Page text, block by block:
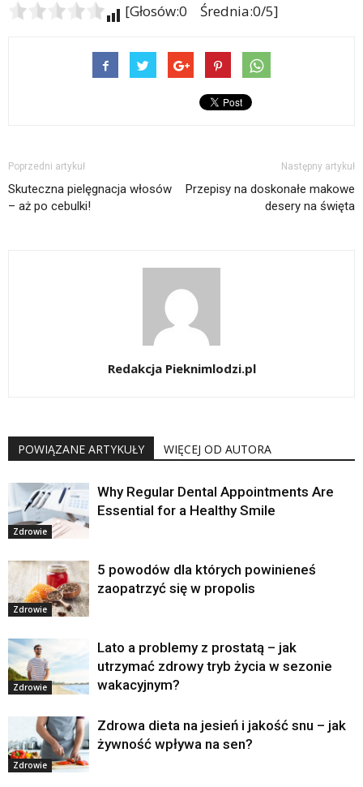
[Głosów:0 Średnia:0/5]
Poprzedni artykuł
Skuteczna pielęgnacja włosów
– aż po cebulki!
Następny artykuł
Przepisy na doskonałe makowe
desery na święta
Redakcja Pieknimlodzi.pl
POWIĄZANE ARTYKUŁY WIĘCEJ OD AUTORA
Zdrowie
Why Regular Dental Appointments Are
Essential for a Healthy Smile
Zdrowie
5 powodów dla których powinieneś
zaopatrzyć się w propolis
Zdrowie
Lato a problemy z prostatą – jak
utrzymać zdrowy tryb życia w sezonie
wakacyjnym?
Zdrowie
Zdrowa dieta na jesień i jakość snu – jak
żywność wpływa na sen?